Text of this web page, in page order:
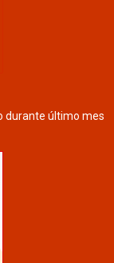
durante último mes